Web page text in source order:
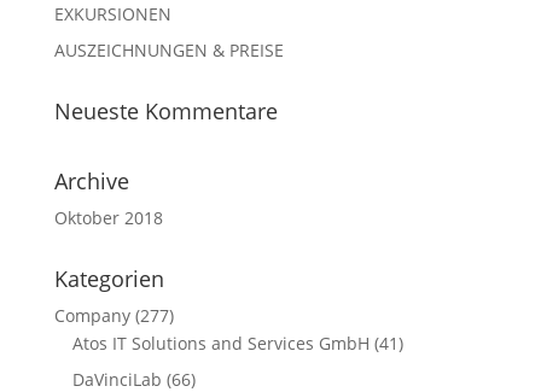
EXKURSIONEN
AUSZEICHNUNGEN & PREISE
Neueste Kommentare
Archive
Oktober 2018
Kategorien
Company(277)
Atos IT Solutions and Services GmbH (41)
DaVinciLab (66)